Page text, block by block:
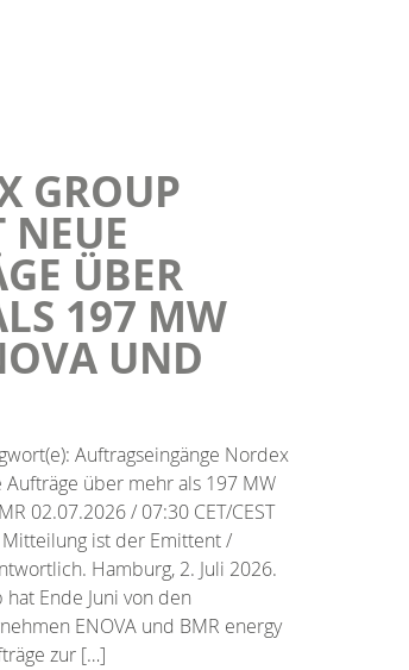
GROUP
NEUE
ÜBER
197 MW
UND
Auftragseingänge Nordex
über mehr als 197 MW
02.07.2026 / 07:30 CET/CEST
ist der Emittent /
Hamburg, 2. Juli 2026.
Ende Juni von den
ENOVA und BMR energy
zur […]